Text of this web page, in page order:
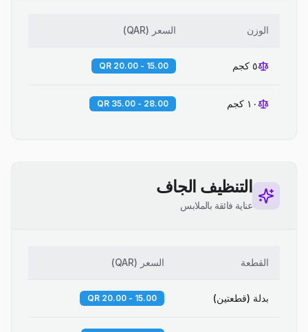
الوزن السعر (
QAR
)
٥ كجم 15.00 - 20.00 QR
١٠ كجم 28.00 - 35.00 QR
التنظيف الجاف
عناية فائقة بالملابس
القطعة السعر (
QAR
)
بدلة (قطعتين) 15.00 - 20.00 QR